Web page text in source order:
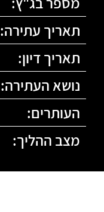
תאריך עתירה:
תאריך דיון:
נושא העתירה:
העותרים:
מצב ההליך: